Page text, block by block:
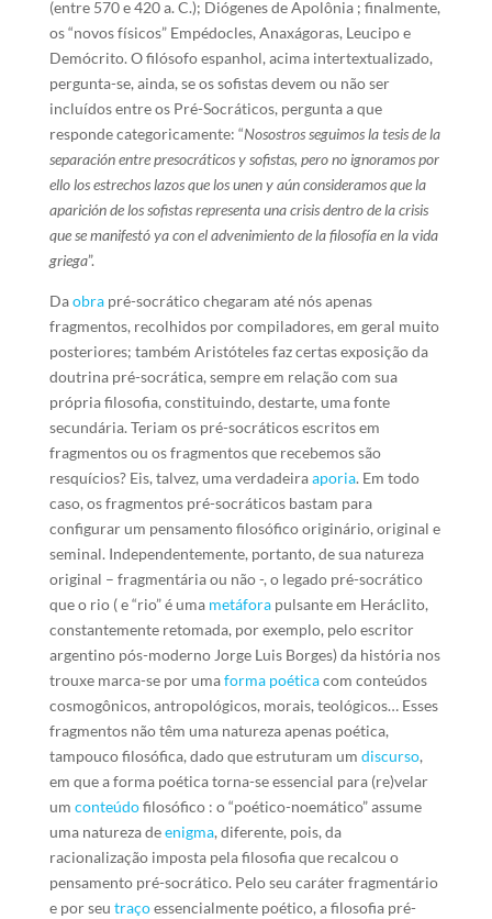
(entre 570 e 420 a. C.); Diógenes de Apolônia ; finalmente,
os “novos físicos” Empédocles, Anaxágoras, Leucipo e
Demócrito. O filósofo espanhol, acima intertextualizado,
pergunta-se, ainda, se os sofistas devem ou não ser
incluídos entre os Pré-Socráticos, pergunta a que
responde categoricamente: “Nosostros seguimos la tesis de la
separación entre presocráticos y sofistas, pero no ignoramos por
ello los estrechos lazos que los unen y aún consideramos que la
apariciónde los sofistas representa una crisis dentro de la crisis
que se manifestó ya con el advenimiento de la filosofía en la vida
griega”.
Daobrapré-socrático chegaram até nós apenas
fragmentos, recolhidos por compiladores, em geral muito
posteriores; também Aristóteles faz certas exposição da
doutrina pré-socrática, sempre em relação com sua
própria filosofia, constituindo, destarte, uma fonte
secundária. Teriam os pré-socráticos escritos em
fragmentos ou os fragmentos que recebemos são
resquícios? Eis, talvez, uma verdadeiraaporia. Em todo
caso, os fragmentos pré-socráticos bastam para
configurar um pensamento filosófico originário, original e
seminal. Independentemente, portanto, de sua natureza
original – fragmentária ou não -, o legado pré-socrático
que o rio ( e “rio” é uma metáforapulsante em Heráclito,
constantemente retomada, por exemplo, pelo escritor
argentino pós-moderno Jorge Luis Borges) da história nos
trouxe marca-se por umaforma poéticacom conteúdos
cosmogônicos, antropológicos, morais, teológicos… Esses
fragmentos não têm uma natureza apenas poética,
tampouco filosófica, dado que estruturam um discurso,
em que a forma poética torna-se essencial para (re)velar
um conteúdofilosófico : o “poético-noemático” assume
uma natureza deenigma, diferente, pois, da
racionalização imposta pela filosofia que recalcou o
pensamento pré-socrático. Pelo seu caráter fragmentário
e por seu traçoessencialmente poético, a filosofia pré-